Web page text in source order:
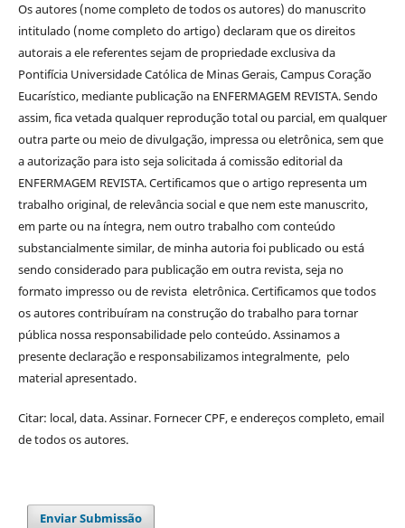
Os autores (nome completo de todos os autores) do manuscrito
intitulado (nome completo do artigo) declaram que os direitos
autorais a ele referentes sejam de propriedade exclusiva da
Pontifícia Universidade Católica de Minas Gerais, Campus Coração
Eucarístico, mediante publicação na ENFERMAGEM REVISTA. Sendo
assim, fica vetada qualquer reprodução total ou parcial, em qualquer
outra parte ou meio de divulgação, impressa ou eletrônica, sem que
a autorização para isto seja solicitada á comissão editorial da
ENFERMAGEM REVISTA. Certificamos que o artigo representa um
trabalho original, de relevância social e que nem este manuscrito,
em parte ou na íntegra, nem outro trabalho com conteúdo
substancialmente similar, de minha autoria foi publicado ou está
sendo considerado para publicação em outra revista, seja no
formato impresso ou de revista eletrônica. Certificamos que todos
os autores contribuíram na construção do trabalho para tornar
pública nossa responsabilidade pelo conteúdo. Assinamos a
presente declaração e responsabilizamos integralmente, pelo
material apresentado.
Citar: local, data. Assinar. Fornecer CPF, e endereços completo, email
de todos os autores.
Enviar Submissão